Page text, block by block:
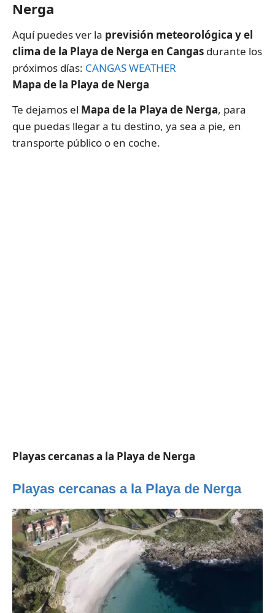
Nerga
Aquí puedes ver la previsión meteorológica y el
clima de la Playa de Nerga en Cangas durante los
próximos días: CANGAS WEATHER
Mapa de la Playa de Nerga
Te dejamos el Mapa de la Playa de Nerga, para
que puedas llegar a tu destino, ya sea a pie, en
transporte público o en coche.
Playas cercanas a la Playa de Nerga
Playas cercanas a la Playa de Nerga